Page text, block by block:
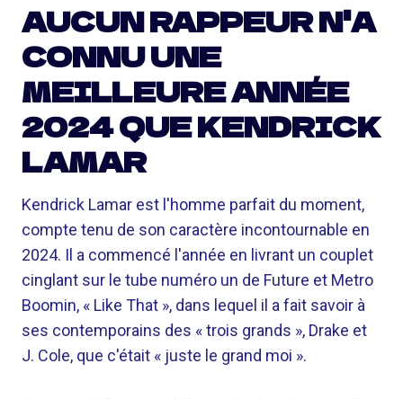
AUCUN RAPPEUR N'A
CONNU UNE
MEILLEURE ANNÉE
2024 QUE KENDRICK
LAMAR
Kendrick Lamar est l'homme parfait du moment,
compte tenu de son caractère incontournable en
2024. Il a commencé l'année en livrant un couplet
cinglant sur le tube numéro un de Future et Metro
Boomin, « Like That », dans lequel il a fait savoir à
ses contemporains des « trois grands », Drake et
J. Cole, que c'était « juste le grand moi ».